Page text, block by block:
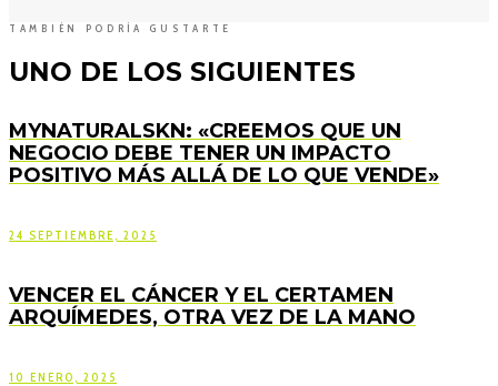
TAMBIÉN PODRÍA GUSTARTE
UNO DE LOS SIGUIENTES
MYNATURALSKN: «CREEMOS QUE UN
NEGOCIO DEBE TENER UN IMPACTO
POSITIVO MÁS ALLÁ DE LO QUE VENDE»
24 SEPTIEMBRE, 2025
VENCER EL CÁNCER Y EL CERTAMEN
ARQUÍMEDES, OTRA VEZ DE LA MANO
10 ENERO, 2025